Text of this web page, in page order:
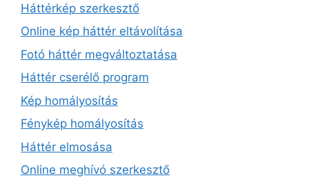
Háttérkép szerkesztő
Online kép háttér eltávolítása
Fotó háttér megváltoztatása
Háttér cserélő program
Kép homályosítás
Fénykép homályosítás
Háttér elmosása
Online meghívó szerkesztő